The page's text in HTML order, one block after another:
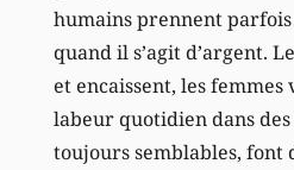
humains prennent
quand il s’agit d’argent.
et encaissent, les
labeur quotidien dans
toujours semblables, font